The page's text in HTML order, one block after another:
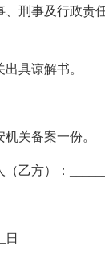
事及行政责
具谅解书。
关备案一份。
乙方）：
日